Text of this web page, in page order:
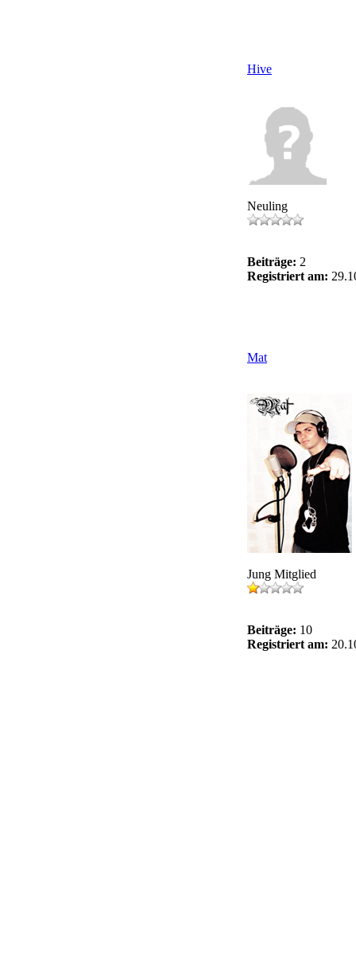
Hive
Neuling
Beiträge: 2
Registriert am:
Mat
Jung Mitglied
Beiträge: 10
Registriert am: